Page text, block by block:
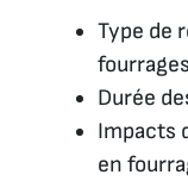
Type de
fourrages
Durée
Impacts
en